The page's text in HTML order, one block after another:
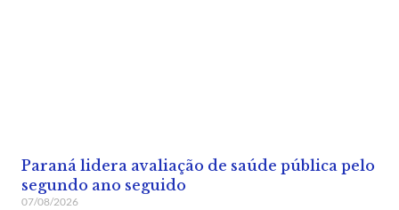
Paraná lidera avaliação de saúde pública pelo
segundo ano seguido
07/08/2026